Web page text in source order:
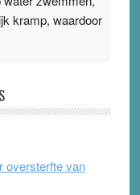
kramp, waardoor
te verlagen
heeft zo’n
te
oversterfte van